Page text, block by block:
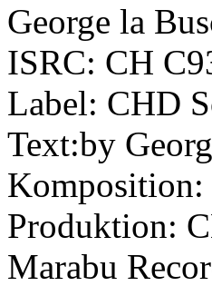
George la
ISRC: CH
Label: CHD
Text:by
Komposition:
Produktion:
Marabu